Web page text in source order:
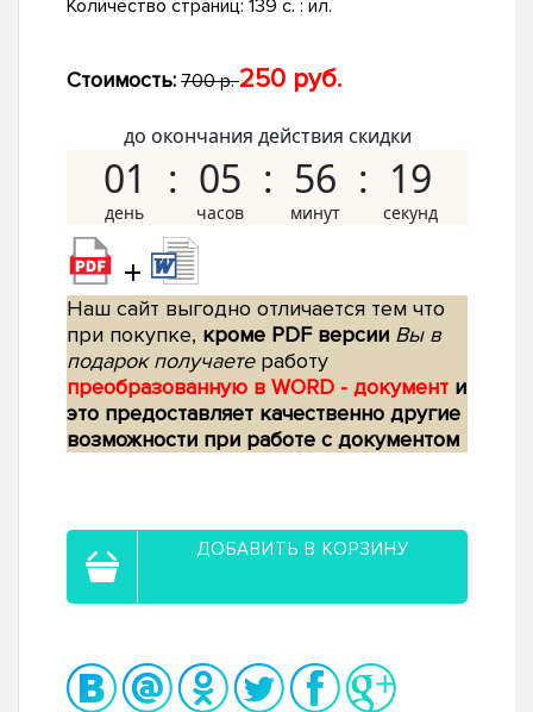
Количество страниц: 139 с. : ил.
Стоимость: 700 р.250 руб.
до окончания действия скидки
01 05 56 18
+
Наш сайт выгодно отличается тем что
при покупке, кроме PDF версии Вы в
подарок получаетеработу
преобразованную в WORD - документ и
это предоставляет качественно другие
возможности при работе с документом
ДОБАВИТЬ В КОРЗИНУ